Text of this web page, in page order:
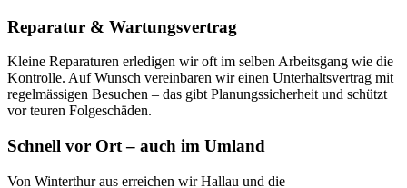
Reparatur & Wartungsvertrag
Kleine Reparaturen erledigen wir oft im selben Arbeitsgang wie die
Kontrolle. Auf Wunsch vereinbaren wir einen Unterhaltsvertrag mit
regelmässigen Besuchen – das gibt Planungssicherheit und schützt
vor teuren Folgeschäden.
Schnell vor Ort – auch im Umland
Von Winterthur aus erreichen wir Hallau und die